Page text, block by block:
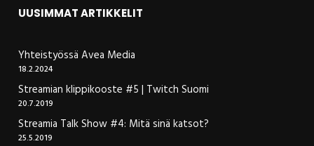
UUSIMMAT ARTIKKELIT
Yhteistyössä Avea Media
18.2.2024
Streamian klippikooste #5 | Twitch Suomi
20.7.2019
Streamia Talk Show #4: Mitä sinä katsot?
25.5.2019